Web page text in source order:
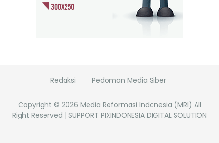
Redaksi Pedoman Media Siber
Copyright © 2026 Media Reformasi Indonesia (MRI) All
Right Reserved | SUPPORT PIXINDONESIA DIGITAL SOLUTION